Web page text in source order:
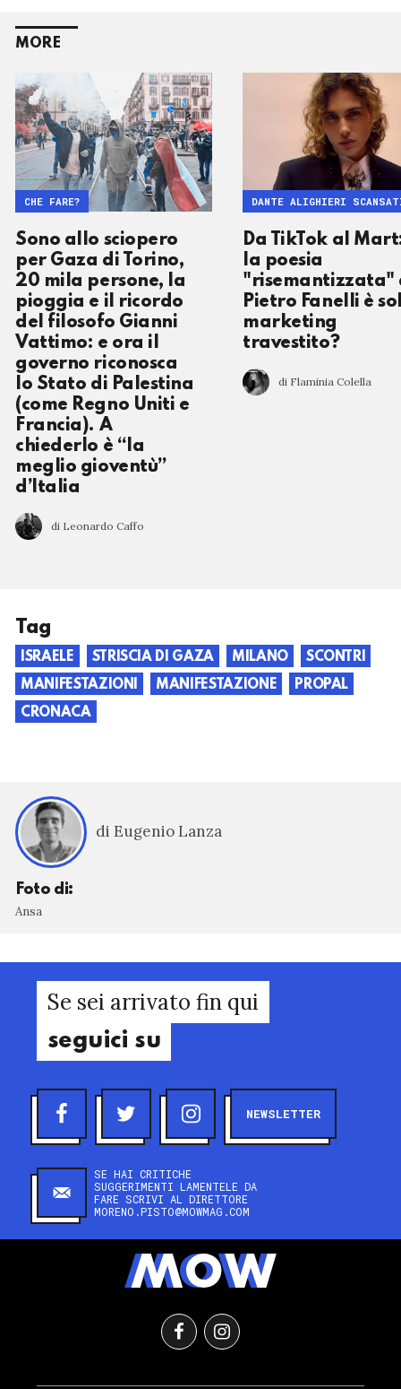
MORE
Sono allo sciopero
per Gaza di Torino,
20 mila persone, la
pioggia e il ricordo
del filosofo Gianni
Vattimo: e ora il
governo riconosca
lo Stato di Palestina
(come Regno Uniti e
Francia). A
chiederlo è “la
meglio gioventù”
d’Italia
di Leonardo Caffo
CHE FARE?
Da TikTok al
la poesia
"risemantizzata"
Pietro Fanelli è
marketing
travestito?
di Flaminia Colella
DANTE ALIGHIERI
Tag
ISRAELE STRISCIA DI GAZA MILANO
SCONTRI
MANIFESTAZIONI
MANIFESTAZIONE
PROPAL
CRONACA
di Eugenio Lanza
Foto di:
Ansa
Se sei arrivato fin qui
seguici su
NEWSLETTER
SE HAI CRITICHE
SUGGERIMENTI LAMENTELE DA
FARE SCRIVI AL DIRETTORE
MORENO.PISTO@MOWMAG.COM